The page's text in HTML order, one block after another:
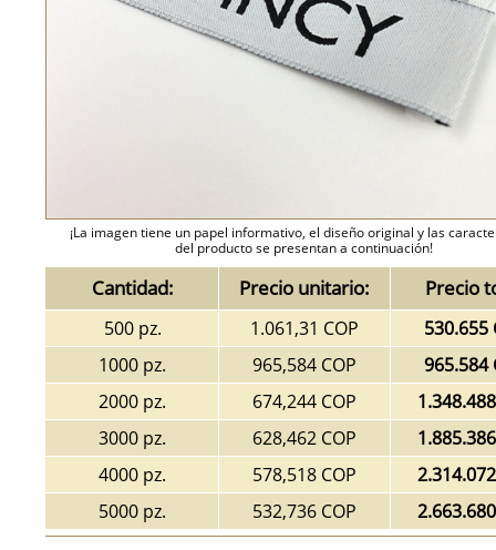
¡La imagen tiene un papel informativo, el diseño original y las
del producto se presentan a continuación!
Cantidad: Precio unitario: Precio
500 pz. 1.061,31 COP
530.655
1000 pz.
965,584 COP
965.584
2000 pz.
674,244 COP
3000 pz.
628,462 COP
4000 pz.
578,518 COP
5000 pz.
532,736 COP